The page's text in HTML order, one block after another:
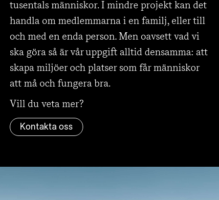
tusentals människor. I mindre projekt kan det
handla om medlemmarna i en familj, eller till
och med en enda person. Men oavsett vad vi
ska göra så är vår uppgift alltid densamma: att
skapa miljöer och platser som får människor
att må och fungera bra.
Vill du veta mer?
Kontakta oss